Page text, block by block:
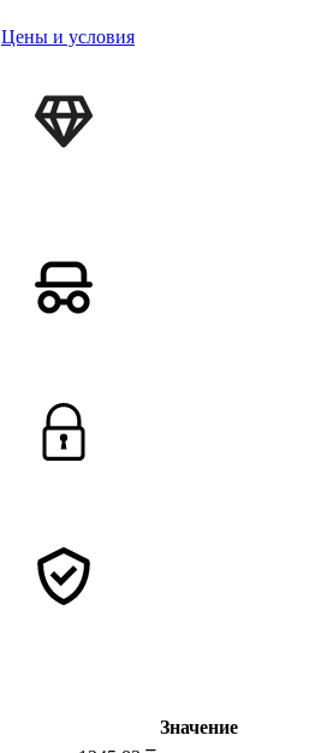
Цены и условия
Значение